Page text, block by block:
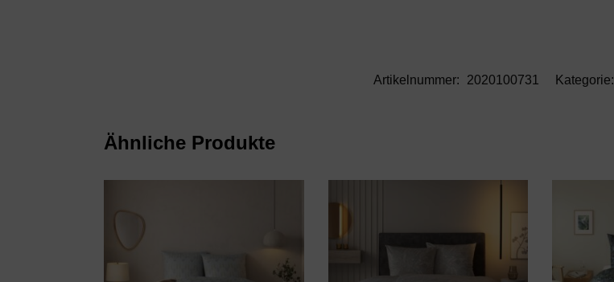
Artikelnummer: 2020100731 Kategorie:
Ähnliche Produkte